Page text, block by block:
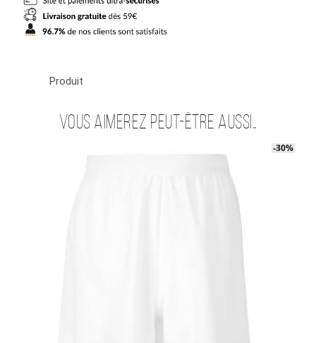
Murillo
Produit
Vous aimerez peut-être aussi…
-40%
-30%